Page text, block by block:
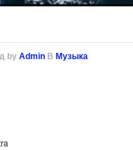
byAdmin ВМузыка